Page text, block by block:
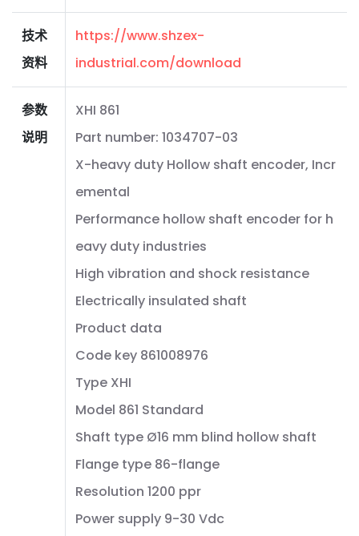
技术
资料
https://www.shzex-
industrial.com/download
参数
说明
XHI 861
Part number: 1034707-03
X-heavy duty Hollow shaft encoder, Incr
emental
Performance hollow shaft encoder for h
eavy duty industries
High vibration and shock resistance
Electrically insulated shaft
Product data
Code key 861008976
Type XHI
Model 861 Standard
Shaft type Ø16 mm blind hollow shaft
Flange type 86-flange
Resolution 1200 ppr
Power supply 9-30 Vdc